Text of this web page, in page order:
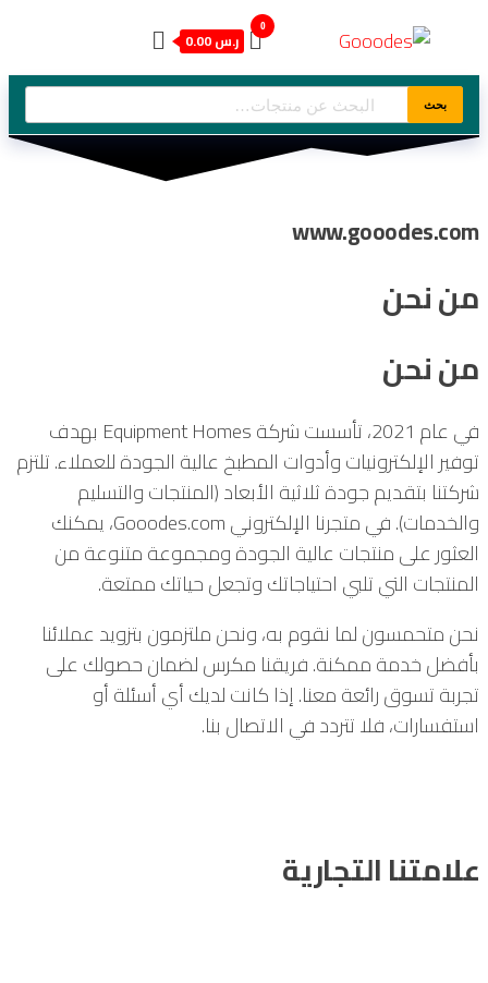
المحتوى
Gooodes
0
ر.س 0.00
البحث
عن:
بحث
www.gooodes.com
من نحن
من نحن
في عام 2021، تأسست شركة Equipment Homes بهدف
توفير الإلكترونيات وأدوات المطبخ عالية الجودة للعملاء. تلتزم
شركتنا بتقديم جودة ثلاثية الأبعاد (المنتجات والتسليم
والخدمات). في متجرنا الإلكتروني Gooodes.com، يمكنك
العثور على منتجات عالية الجودة ومجموعة متنوعة من
المنتجات التي تلبي احتياجاتك وتجعل حياتك ممتعة.
نحن متحمسون لما نقوم به، ونحن ملتزمون بتزويد عملائنا
بأفضل خدمة ممكنة. فريقنا مكرس لضمان حصولك على
تجربة تسوق رائعة معنا. إذا كانت لديك أي أسئلة أو
استفسارات، فلا تتردد في الاتصال بنا.
علامتنا التجارية